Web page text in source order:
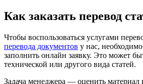
Как заказать перевод
Чтобы воспользоваться услугами
перевода документов у нас,
заполнить онлайн заявку. Это может
технической или другого вида статей.
Задача менеджера — оценить материал